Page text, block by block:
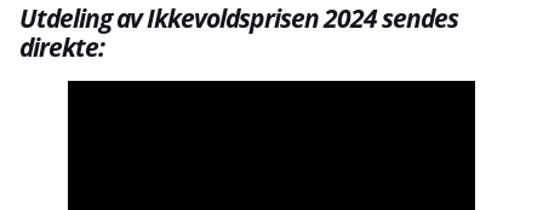
Utdeling av Ikkevoldsprisen 2024 sendes
direkte: